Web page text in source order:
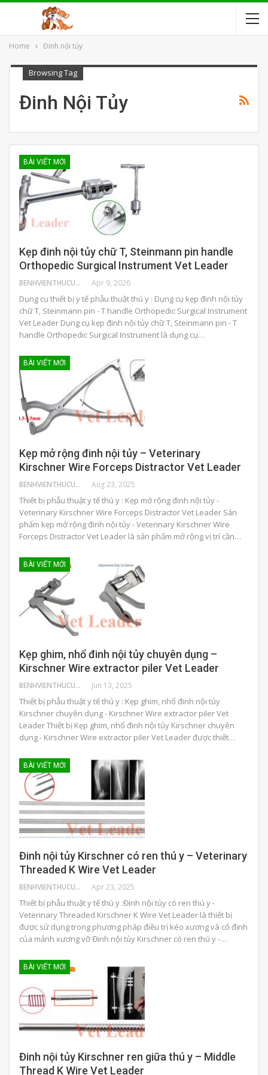
Home Đinh nội tủy
Browsing Tag
Đinh Nội Tủy
BÀI VIẾT MỚI
Kẹp đinh nội tủy chữ T, Steinmann pin handle
Orthopedic Surgical Instrument Vet Leader
BENHVIENTHUCUNG Apr 9, 2026
Dụng cụ thiết bị y tế phẫu thuật thú y : Dụng cụ kẹp đinh nội tủy
chữ T, Steinmann pin - T handle Orthopedic Surgical Instrument
Vet Leader Dụng cụ kẹp đinh nội tủy chữ T, Steinmann pin - T
handle Orthopedic Surgical Instrument là dụng cụ…
BÀI VIẾT MỚI
Kẹp mở rộng đinh nội tủy – Veterinary
Kirschner Wire Forceps Distractor Vet Leader
BENHVIENTHUCUNG Aug 23, 2025
Thiết bị phẫu thuật y tế thú y : Kẹp mở rộng đinh nội tủy -
Veterinary Kirschner Wire Forceps Distractor Vet Leader Sản
phẩm kẹp mở rộng đinh nội tủy - Veterinary Kirschner Wire
Forceps Distractor Vet Leader là sản phẩm mở rộng vị trí cần…
BÀI VIẾT MỚI
Kẹp ghim, nhổ đinh nội tủy chuyên dụng –
Kirschner Wire extractor piler Vet Leader
BENHVIENTHUCUNG Jun 13, 2025
Thiết bị phẫu thuật y tế thú y : Kẹp ghim, nhổ đinh nội tủy
Kirschner chuyên dụng - Kirschner Wire extractor piler Vet
Leader Thiết bị Kẹp ghim, nhổ đinh nội tủy Kirschner chuyên
dụng - Kirschner Wire extractor piler Vet Leader được thiết…
BÀI VIẾT MỚI
Đinh nội tủy Kirschner có ren thú y – Veterinary
Threaded K Wire Vet Leader
BENHVIENTHUCUNG Apr 23, 2025
Thiết bị phẫu thuật y tế thú y :Đinh nội tủy có ren thú y -
Veterinary Threaded Kirschner K Wire Vet Leader là thiết bị
được sử dụng trong phương pháp điều trị kéo xương và cố định
của mảnh xương vỡ Đinh nội tủy Kirschner có ren thú y -…
BÀI VIẾT MỚI
Đinh nội tủy Kirschner ren giữa thú y – Middle
Thread K Wire Vet Leader